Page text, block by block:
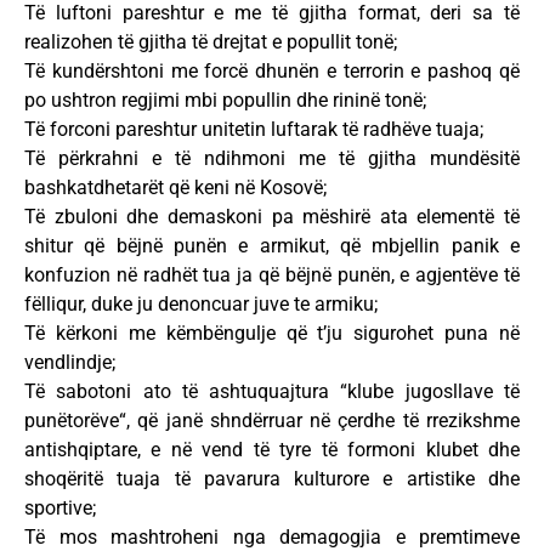
Të luftoni pareshtur e me të gjitha format, deri sa të
realizohen të gjitha të drejtat e popullit tonë;
Të kundërshtoni me forcë dhunën e terrorin e pashoq që
po ushtron regjimi mbi popullin dhe rininë tonë;
Të forconi pareshtur unitetin luftarak të radhëve tuaja;
Të përkrahni e të ndihmoni me të gjitha mundësitë
bashkatdhetarët që keni në Kosovë;
Të zbuloni dhe demaskoni pa mëshirë ata elementë të
shitur që bëjnë punën e armikut, që mbjellin panik e
konfuzion në radhët tua ja që bëjnë punën, e agjentëve të
fëlliqur, duke ju denoncuar juve te armiku;
Të kërkoni me këmbëngulje që t’ju sigurohet puna në
vendlindje;
Të sabotoni ato të ashtuquajtura “klube jugosllave të
punëtorëve“, që janë shndërruar në çerdhe të rrezikshme
antishqiptare, e në vend të tyre të formoni klubet dhe
shoqëritë tuaja të pavarura kulturore e artistike dhe
sportive;
Të mos mashtroheni nga demagogjia e premtimeve